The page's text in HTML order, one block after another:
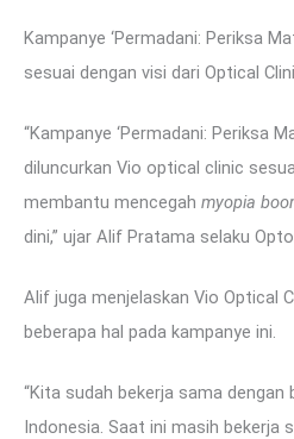
Kampanye ‘Permadani: Periksa
sesuai dengan visi dari Optical
“Kampanye ‘Permadani: Periksa
diluncurkan Vio optical clinic
membantu mencegah myopia
dini,” ujar Alif Pratama selaku
Alif juga menjelaskan Vio Optical
beberapa hal pada kampanye ini.
“Kita sudah bekerja sama dengan
Indonesia. Saat ini masih bekerja